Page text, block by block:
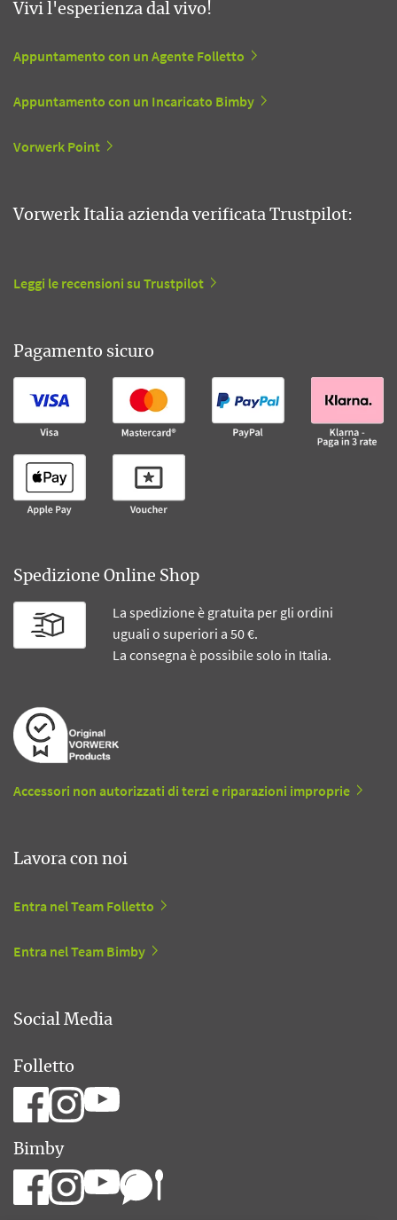
Vivi l'esperienza dal vivo!
Appuntamento con un Agente Folletto
Appuntamento con un Incaricato Bimby
Vorwerk Point
Vorwerk Italia azienda verificata Trustpilot:
Leggi le recensioni su Trustpilot
Pagamento sicuro
Spedizione Online Shop
La spedizione è gratuita per gli ordini
uguali o superiori a 50 €.
La consegna è possibile solo in Italia.
Accessori non autorizzati di terzi e riparazioni improprie
Lavora con noi
Entra nel Team Folletto
Entra nel Team Bimby
Social Media
Folletto
Bimby